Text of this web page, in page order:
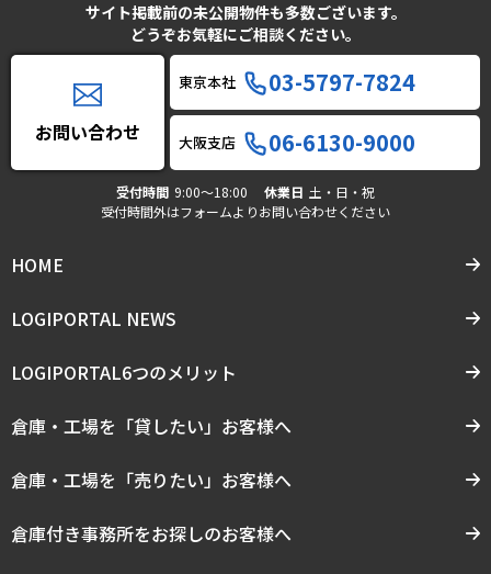
サイト掲載前の未公開物件も多数ございます。
どうぞお気軽にご相談ください。
お問い合わせ
東京本社 03-5797-7824
大阪支店 06-6130-9000
受付時間 9:00〜18:00 休業日 土・日・祝
受付時間外はフォームよりお問い合わせください
HOME
LOGIPORTAL NEWS
LOGIPORTAL6つのメリット
倉庫・工場を「貸したい」お客様へ
倉庫・工場を「売りたい」お客様へ
倉庫付き事務所をお探しのお客様へ